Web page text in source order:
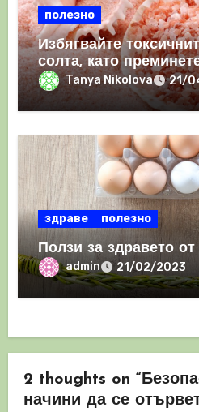
полезно
Избягвайте
солта, като
хималайска сол
Tanya Nikolova 21/
здраве полезно
Ползи за здравето
admin 21/02/2023
2 thoughts on
начини да се